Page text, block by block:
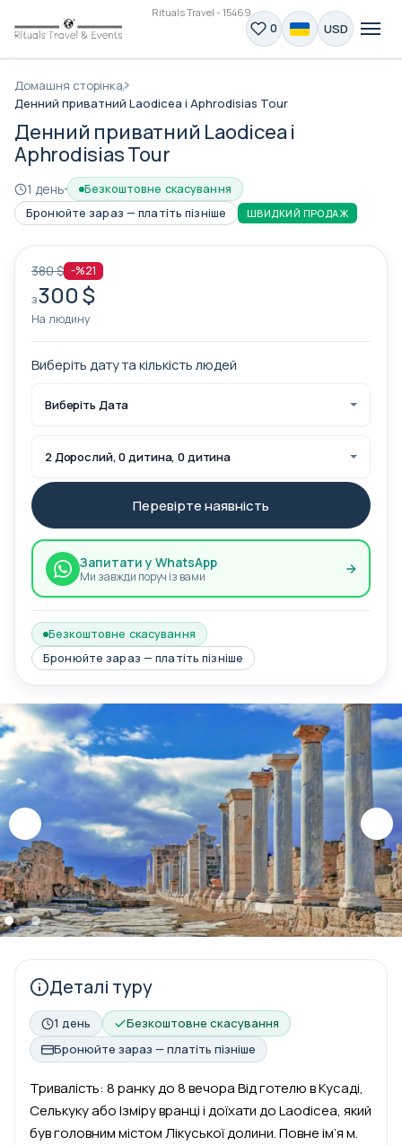
Rituals Travel - 15469
0 USD
Домашня сторінка
Денний приватний Laodicea і Aphrodisias Tour
Денний приватний Laodicea і
Aphrodisias Tour
1 день
Безкоштовне скасування
Бронюйте зараз — платіть пізніше
ШВИДКИЙ ПРОДАЖ
Деталі туру
1 день
Безкоштовне скасування
Бронюйте зараз — платіть пізніше
Тривалість: 8 ранку до 8 вечора Від готелю в Кусаді,
Селькуку або Ізміру вранці і доїхати до Laodicea, який
був головним містом Лікуської долини. Повне ім’я м.
380 $ -%21
з300 $
На людину
Виберіть дату та кількість людей
Виберіть Дата
2 Дорослий, 0 дитина, 0 дитина
Перевірте наявність
Запитати у WhatsApp
Ми завжди поруч із вами
Безкоштовне скасування
Бронюйте зараз — платіть пізніше